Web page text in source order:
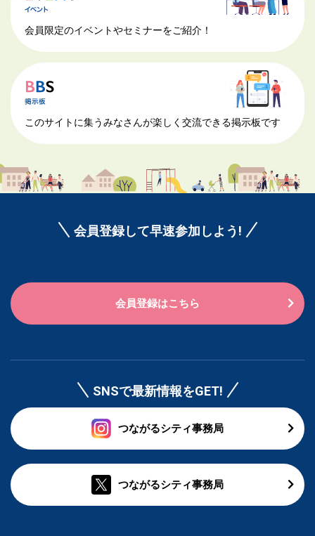
会員限定のイベントやセミナーをご紹介！
このサイトに集うみなさんが楽しく交流できる掲示板です
会員登録して早速参加しよう!
会員登録はこちら
SNSで最新情報をGET!
つながるシティ事務局
つながるシティ事務局